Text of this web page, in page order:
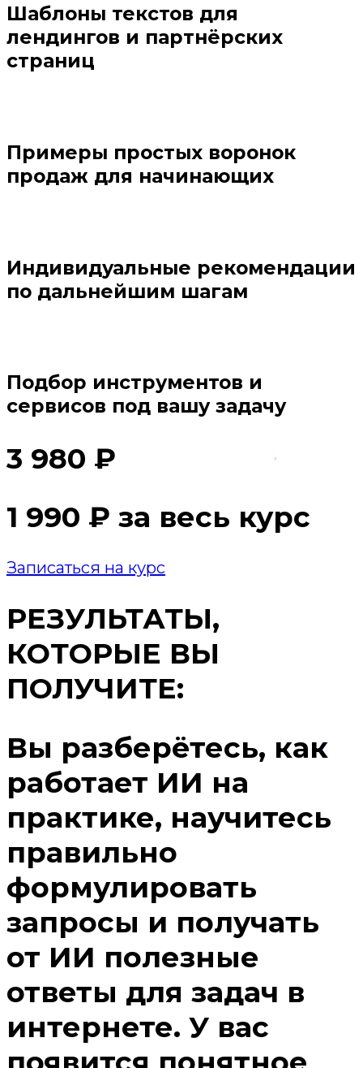
Шаблоны текстов для
лендингов и партнёрских
страниц
Примеры простых воронок
продаж для начинающих
Индивидуальные рекомендации
по дальнейшим шагам
Подбор инструментов и
сервисов под вашу задачу
3 980 ₽
1 990 ₽ за весь курс
Записаться на курс
РЕЗУЛЬТАТЫ,
КОТОРЫЕ ВЫ
ПОЛУЧИТЕ:
Вы разберётесь, как
работает ИИ на
практике, научитесь
правильно
формулировать
запросы и получать
от ИИ полезные
ответы для задач в
интернете. У вас